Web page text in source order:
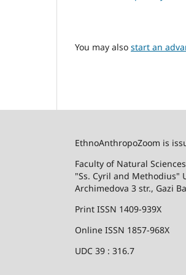
You may also start an
EthnoAnthropoZoom is
Faculty of Natural
"Ss. Cyril and Methodius"
Archimedova 3 str., Gazi
Print ISSN 1409-939X
Online ISSN 1857-968X
UDC 39 : 316.7